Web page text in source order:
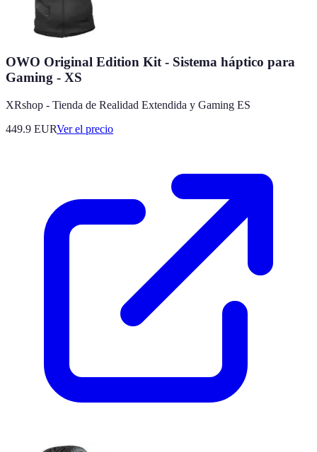
OWO Original Edition Kit - Sistema háptico para
Gaming - XS
XRshop - Tienda de Realidad Extendida y Gaming ES
449.9 EURVer el precio